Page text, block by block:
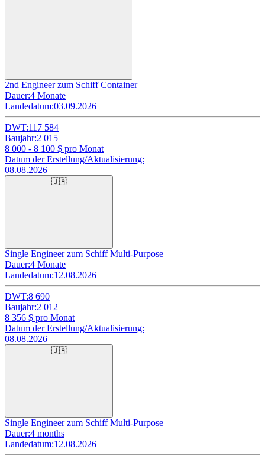
2nd Engineer zum Schiff Container
Dauer:4 Monate
Landedatum:03.09.2026
DWT:117 584
Baujahr:2 015
8 000 - 8 100 $ pro Monat
Datum der Erstellung/Aktualisierung:
08.08.2026
🇺🇦
Single Engineer zum Schiff Multi-Purpose
Dauer:4 Monate
Landedatum:12.08.2026
DWT:8 690
Baujahr:2 012
8 356 $ pro Monat
Datum der Erstellung/Aktualisierung:
08.08.2026
🇺🇦
Single Engineer zum Schiff Multi-Purpose
Dauer:4 months
Landedatum:12.08.2026